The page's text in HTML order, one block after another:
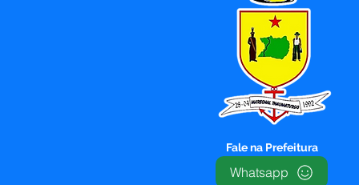
Fale na Prefeitura
Whatsapp